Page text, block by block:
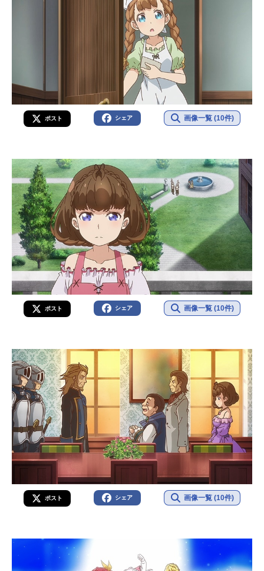
ポスト シェア 画像一覧 (10件)
ポスト シェア 画像一覧 (10件)
ポスト シェア 画像一覧 (10件)